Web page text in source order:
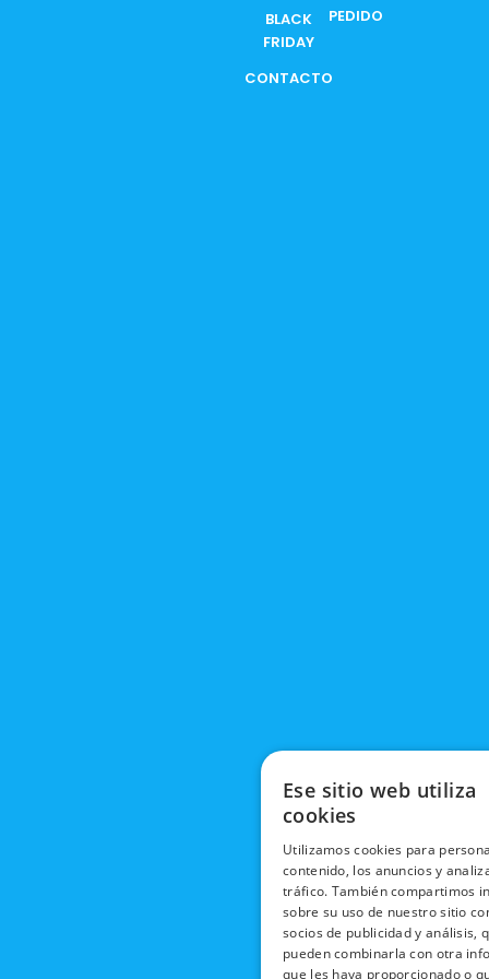
BLACK
FRIDAY
CONTACTO
PEDIDO
Ese sitio web utiliza
cookies
Utilizamos cookies para
contenido, los anuncios y
tráfico. También compartimos
sobre su uso de nuestro sitio
socios de publicidad y análisis,
pueden combinarla con otra
que les haya proporcionado o